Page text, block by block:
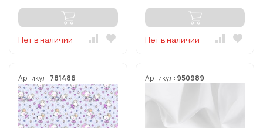
Нет в наличии Нет в наличии
Артикул: 781486 Артикул: 950989